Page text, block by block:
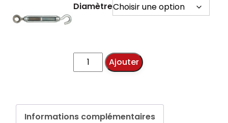
Diamètre
quantité
1
Ajouter
Informations complémentaires